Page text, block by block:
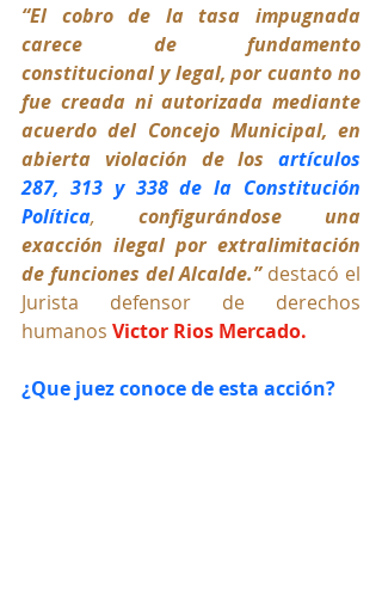
“El cobro de la tasa impugnada
carece de fundamento
constitucional y legal, por cuanto no
fue creada ni autorizada mediante
acuerdo del Concejo Municipal, en
abierta violación de los artículos
287, 313 y 338 de la Constitución
Política, configurándose una
exacción ilegal por extralimitación
de funciones del Alcalde.” destacó el
Jurista defensor de derechos
humanos Victor Rios Mercado.
¿Que juez conoce de esta acción?